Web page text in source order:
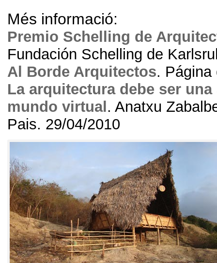
Més informació:
Premio Schelling de
Fundación Schelling de
Al Borde Arquitectos. Página
La arquitectura debe ser
mundo virtual . Anatxu
Pais. 29/04/2010